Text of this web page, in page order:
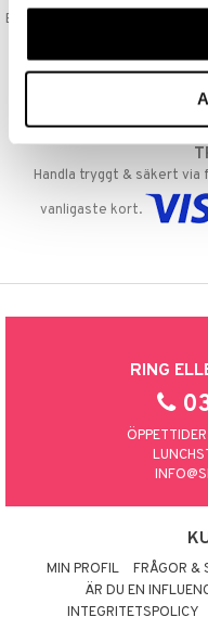
våra cookies vid
Beställningar lagda före 14:00
GODKÄND
EU-logotypen är
Handla tryggt & säkert via
vanligaste kort.
RING
MIN PROFIL FRÅGOR &
ÄR DU EN
INTEGRITETSPOLICY